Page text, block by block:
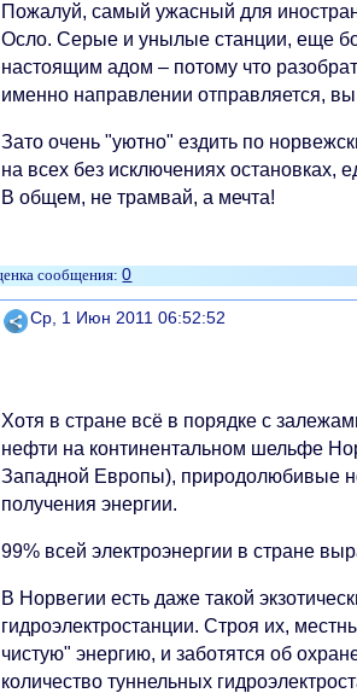
Пожалуй, самый ужасный для
Осло. Серые и унылые станции, еще
настоящим адом – потому что
именно направлении отправляется,
Зато очень "уютно" ездить по
на всех без исключениях остановках,
В общем, не трамвай, а мечта!
0
Поделиться
Ср, 1 Июн 2011 06:52:52
Хотя в стране всё в порядке с
нефти на континентальном шельфе
Западной Европы), природолюбивые
получения энергии.
99% всей электроэнергии в стране
В Норвегии есть даже такой
гидроэлектростанции. Строя их,
чистую" энергию, и заботятся об
количество туннельных